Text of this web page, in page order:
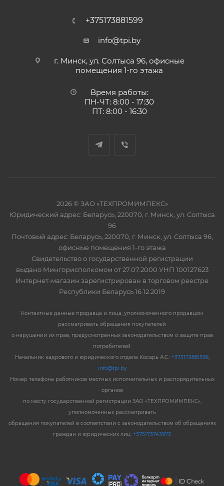
+375173881599
info@tpi.by
г. Минск, ул. Солтыса 96, офисные
помещения 1-го этажа
Время работы:
ПН-ЧТ: 8:00 - 17:30
ПТ: 8:00 - 16:30
2026 © ЗАО «ТЕХПРОМИМПЕКС»
Юридический адрес: Беларусь, 220070, г. Минск, ул. Солтыса
96
Почтовый адрес: Беларусь, 220070, г. Минск, ул. Солтыса 96,
офисные помещения 1-го этажа
Свидетельство о государственной регистрации
выдано Мингорисполкомом от 27.07.2000 УНП 100127623
Интернет-магазин зарегистрирован в торговом реестре
Республики Беларусь 16.12.2019
Контактные данные продавца и лица, уполномоченного продавцом
рассматривать обращения покупателей
о нарушении их прав, предусмотренных законодательством о защите прав
потребителей:
Начальник кадрового и юридического отдела Косарь А.С.: +375173881599,
info@tpi.by
Номер телефона работников местных исполнительных и распорядительных
органов
по месту государственной регистрации ЗАО «ТЕХПРОМИМПЕКС»,
уполномоченных рассматривать
обращения покупателей в соответствии с законодательством об обращениях
граждан и юридических лиц: +375173743973